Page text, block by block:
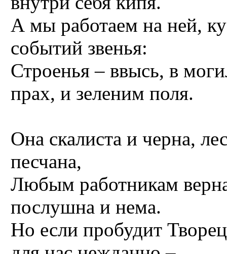
А мы работаем на ней,
событий звенья:
Строенья – ввысь, в
прах, и зеленим поля.
Она скалиста и черна,
песчана,
Любым работникам
послушна и нема.
Но если пробудит